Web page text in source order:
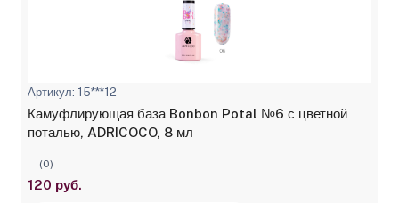
Артикул: 15***12
Камуфлирующая база Bonbon Potal №6 с цветной
поталью, ADRICOCO, 8 мл
(0)
120 руб.